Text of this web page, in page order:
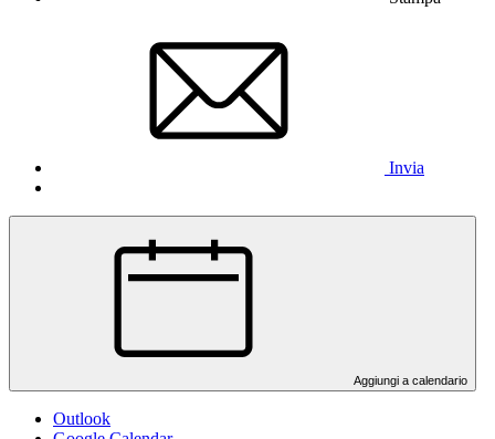
Invia
Aggiungi a calendario
Outlook